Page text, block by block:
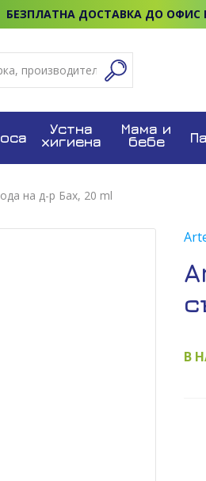
БЕЗПЛАТНА ДОСТАВКА ДО ОФИС
Устна
хигиена
Мама и
бебе
на д-р Бах, 20 ml
В